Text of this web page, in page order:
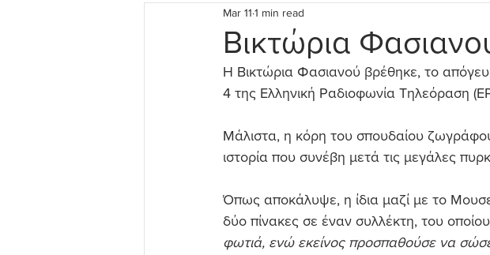
Βικτώρια
Mar 11 1 min read
Η Βικτώρια Φασιανού βρέθηκε, το
4 της Ελληνική Ραδιοφωνία Τηλεόραση
Μάλιστα, η κόρη του σπουδαίου
ιστορία που συνέβη μετά τις μεγάλες
Όπως αποκάλυψε, η ίδια μαζί με το
δύο πίνακες σε έναν συλλέκτη, του
φωτιά, ενώ εκείνος προσπαθούσε να